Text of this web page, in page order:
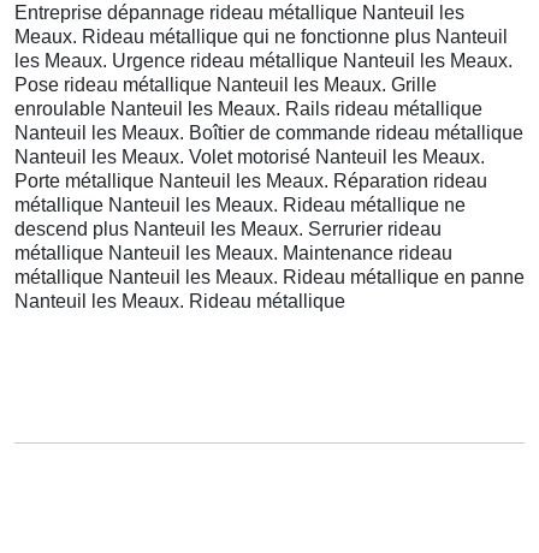
Entreprise dépannage rideau métallique Nanteuil les
Meaux. Rideau métallique qui ne fonctionne plus Nanteuil
les Meaux. Urgence rideau métallique Nanteuil les Meaux.
Pose rideau métallique Nanteuil les Meaux. Grille
enroulable Nanteuil les Meaux. Rails rideau métallique
Nanteuil les Meaux. Boîtier de commande rideau métallique
Nanteuil les Meaux. Volet motorisé Nanteuil les Meaux.
Porte métallique Nanteuil les Meaux. Réparation rideau
métallique Nanteuil les Meaux. Rideau métallique ne
descend plus Nanteuil les Meaux. Serrurier rideau
métallique Nanteuil les Meaux. Maintenance rideau
métallique Nanteuil les Meaux. Rideau métallique en panne
Nanteuil les Meaux. Rideau métallique